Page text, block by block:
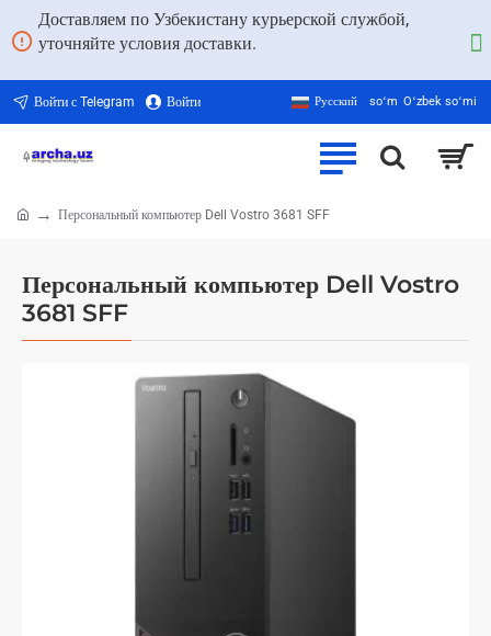
Доставляем по Узбекистану курьерской службой,
уточняйте условия доставки.
Войти с Telegram Войти Русский soʻm Oʻzbek soʻmi
Персональный компьютер Dell Vostro
3681 SFF
Персональный компьютер Dell Vostro 3681 SFF